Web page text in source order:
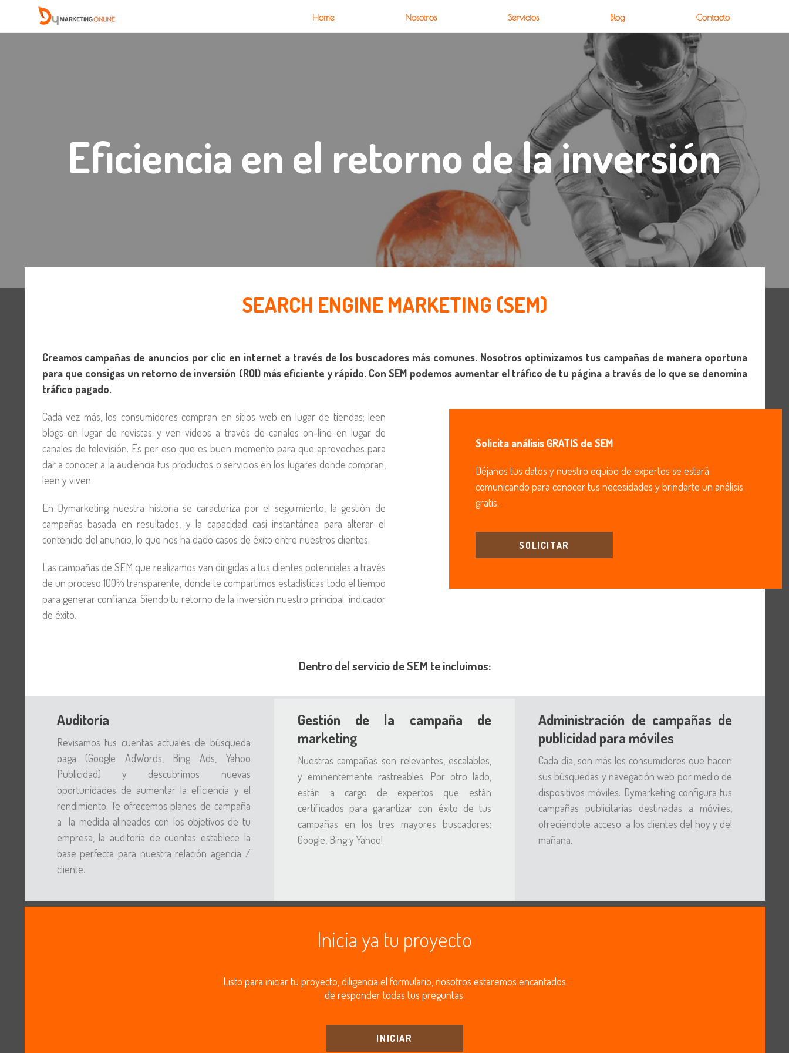
Home Nosotros Servicios Blog Contacto
Eficiencia en el retorno de la inversión
SEARCH ENGINE MARKETING (SEM)
Creamos campañas de anuncios por clic en internet a través de los buscadores más comunes. Nosotros optimizamos tus campañas de manera oportuna
para que consigas un retorno de inversión (ROI) más eficiente y rápido. Con SEM podemos aumentar el tráfico de tu página a través de lo que se denomina
tráfico pagado.
Cada vez más, los consumidores compran en sitios web en lugar de tiendas; leen
blogs en lugar de revistas y ven vídeos a través de canales on-line en lugar de
canales de televisión. Es por eso que es buen momento para que aproveches para
dar a conocer a la audiencia tus productos o servicios en los lugares donde compran,
leen y viven.
En Dymarketing nuestra historia se caracteriza por el seguimiento, la gestión de
campañas basada en resultados, y la capacidad casi instantánea para alterar el
contenido del anuncio, lo que nos ha dado casos de éxito entre nuestros clientes.
Las campañas de SEM que realizamos van dirigidas a tus clientes potenciales a través
de un proceso 100% transparente, donde te compartimos estadísticas todo el tiempo
para generar confianza. Siendo tu retorno de la inversión nuestro principal indicador
de éxito.
Solicita análisis GRATIS de SEM
Déjanos tus datos y nuestro equipo de expertos se estará
comunicando para conocer tus necesidades y brindarte un análisis
gratis.
SOLICITAR
Dentro del servicio de SEM te incluimos:
Auditoría
Revisamos tus cuentas actuales de búsqueda
paga (Google AdWords, Bing Ads, Yahoo
Publicidad) y descubrimos nuevas
oportunidades de aumentar la eficiencia y el
rendimiento. Te ofrecemos planes de campaña
a la medida alineados con los objetivos de tu
empresa, la auditoría de cuentas establece la
base perfecta para nuestra relación agencia /
cliente.
Gestión de la campaña de
marketing
Nuestras campañas son relevantes, escalables,
y eminentemente rastreables. Por otro lado,
están a cargo de expertos que están
certificados para garantizar con éxito de tus
campañas en los tres mayores buscadores:
Google, Bing y Yahoo!
Administración de campañas de
publicidad para móviles
Cada día, son más los consumidores que hacen
sus búsquedas y navegación web por medio de
dispositivos móviles. Dymarketing configura tus
campañas publicitarias destinadas a móviles,
ofreciéndote acceso a los clientes del hoy y del
mañana.
Inicia ya tu proyecto
Listo para iniciar tu proyecto, diligencia el formulario, nosotros estaremos encantados
de responder todas tus preguntas.
INICIAR